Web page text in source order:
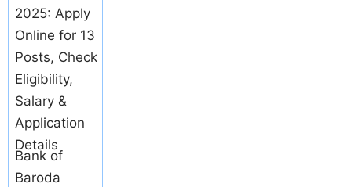
2025: Apply
Online for 13
Posts, Check
Eligibility,
Salary &
Application
Details
Bank of
Baroda